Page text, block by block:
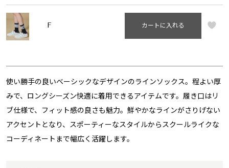
F カートに入れる
使い勝手の良いベーシックなデザインのラインソックス。程よい厚
みで、ロングシーズン快適に着用できるアイテムです。履き口はリ
ブ仕様で、フィット感の良さも魅力。鮮やかなラインがさりげない
アクセントとなり、スポーティーなスタイルからスクールライクな
コーディネートまで幅広く活躍します。